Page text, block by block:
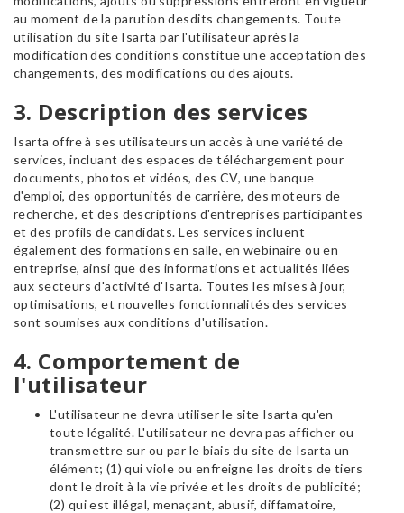
au moment de la parution desdits changements. Toute
utilisation du site Isarta par l'utilisateur après la
modification des conditions constitue une acceptation des
changements, des modifications ou des ajouts.
3. Description des services
Isarta offre à ses utilisateurs un accès à une variété de
services, incluant des espaces de téléchargement pour
documents, photos et vidéos, des CV, une banque
d'emploi, des opportunités de carrière, des moteurs de
recherche, et des descriptions d'entreprises participantes
et des profils de candidats. Les services incluent
également des formations en salle, en webinaire ou en
entreprise, ainsi que des informations et actualités liées
aux secteurs d'activité d'Isarta. Toutes les mises à jour,
optimisations, et nouvelles fonctionnalités des services
sont soumises aux conditions d'utilisation.
4. Comportement de
l'utilisateur
L'utilisateur ne devra utiliser le site Isarta qu'en
toute légalité. L'utilisateur ne devra pas afficher ou
transmettre sur ou par le biais du site de Isarta un
élément; (1) qui viole ou enfreigne les droits de tiers
dont le droit à la vie privée et les droits de publicité;
(2) qui est illégal, menaçant, abusif, diffamatoire,